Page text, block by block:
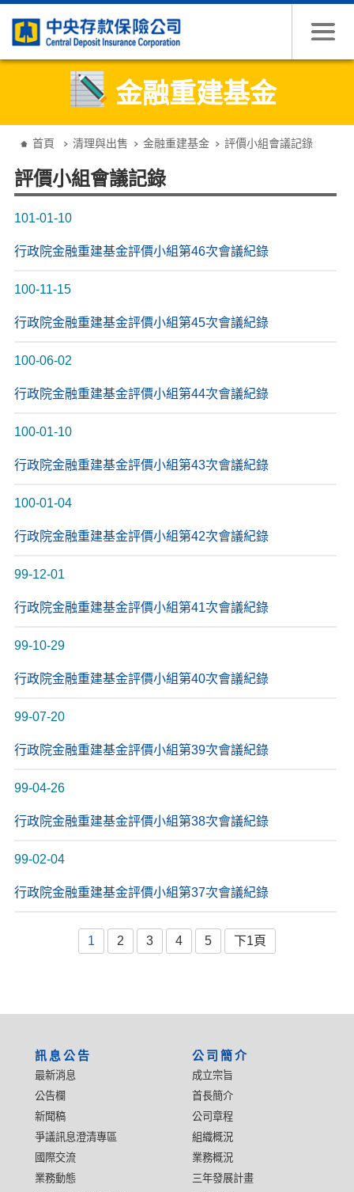
金融重建基金
首頁 清理與出售 金融重建基金 評價小組會議記錄
評價小組會議記錄
101-01-10
行政院金融重建基金評價小組第46次會議紀錄
100-11-15
行政院金融重建基金評價小組第45次會議紀錄
100-06-02
行政院金融重建基金評價小組第44次會議紀錄
100-01-10
行政院金融重建基金評價小組第43次會議紀錄
100-01-04
行政院金融重建基金評價小組第42次會議紀錄
99-12-01
行政院金融重建基金評價小組第41次會議紀錄
99-10-29
行政院金融重建基金評價小組第40次會議紀錄
99-07-20
行政院金融重建基金評價小組第39次會議紀錄
99-04-26
行政院金融重建基金評價小組第38次會議紀錄
99-02-04
行政院金融重建基金評價小組第37次會議紀錄
1 2 3 4 5 下1頁
訊息公告
最新消息
公告欄
新聞稿
爭議訊息澄清專區
國際交流
業務動態
公司簡介
成立宗旨
首長簡介
公司章程
組織概況
業務概況
三年發展計畫